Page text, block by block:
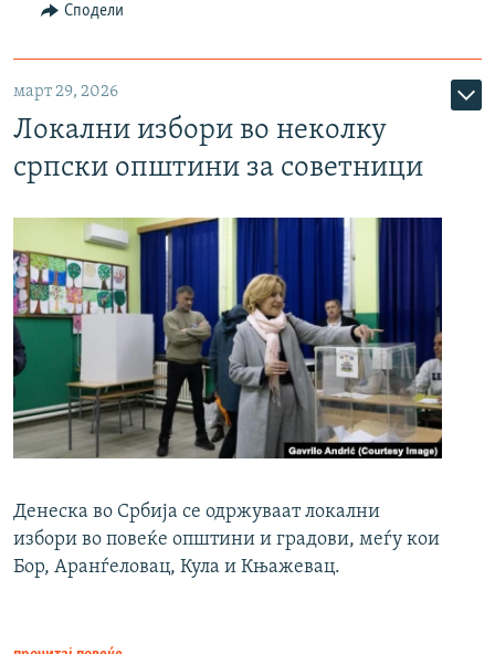
Сподели
март 29, 2026
Локални избори во неколку
српски општини за советници
Денеска во Србија се одржуваат локални
избори во повеќе општини и градови, меѓу кои
Бор, Аранѓеловац, Кула и Књажевац.